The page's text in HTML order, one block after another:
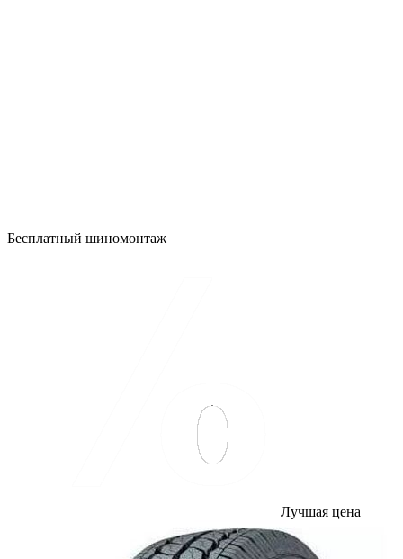
Бесплатный шиномонтаж
Лучшая цена